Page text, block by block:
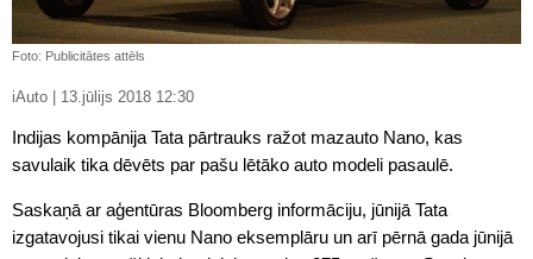
Foto: Publicitātes attēls
iAuto | 13.jūlijs 2018 12:30
Indijas kompānija Tata pārtrauks ražot mazauto Nano, kas
savulaik tika dēvēts par pašu lētāko auto modeli pasaulē.
Saskaņā ar aģentūras Bloomberg informāciju, jūnijā Tata
izgatavojusi tikai vienu Nano eksemplāru un arī pērnā gada jūnijā